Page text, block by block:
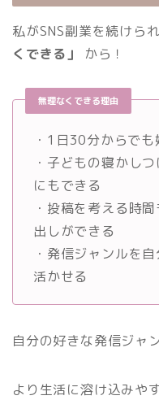
私がSNS副業を続けら
くできる」
から！
無理なくできる理由
・1日30分からで
・子どもの寝かし
にもできる
・投稿を考える時
出しができる
・発信ジャンルを
活かせる
自分の好きな発信ジャ
より生活に溶け込みや